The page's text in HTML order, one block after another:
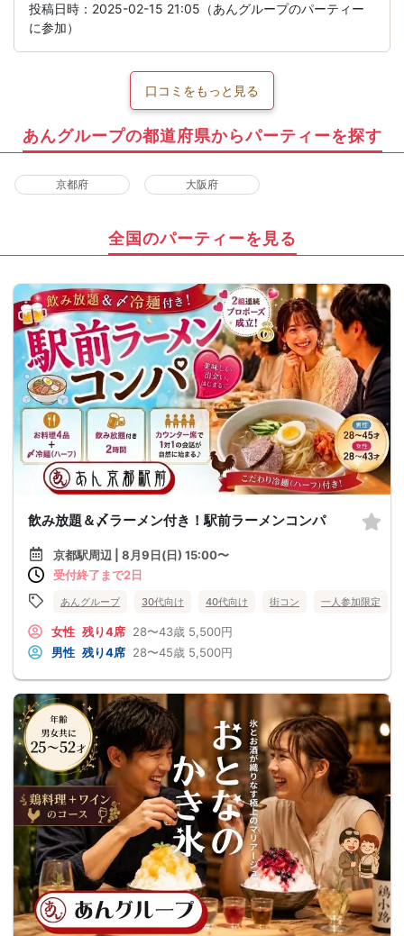
投稿日時：2025-02-15 21:05（あんグループのパーティー
に参加）
口コミをもっと見る
あんグループの都道府県からパーティーを探す
京都府 大阪府
全国のパーティーを見る
飲み放題＆〆ラーメン付き！駅前ラーメンコンパ
京都駅周辺 | 8月9日(日) 15:00〜
受付終了まで2日
あんグループ 30代向け 40代向け 街コン 一人参加限定
女性 残り4席 28〜43歳 5,500円
男性 残り4席 28〜45歳 5,500円